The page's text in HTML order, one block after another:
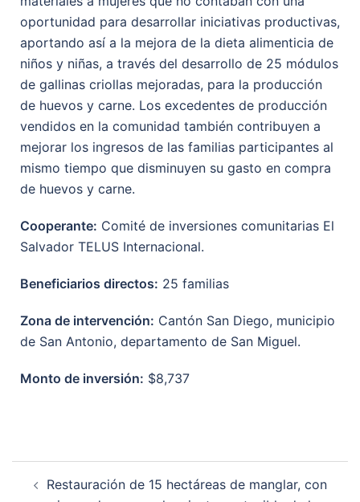
oportunidad para desarrollar iniciativas productivas,
aportando así a la mejora de la dieta alimenticia de
niños y niñas, a través del desarrollo de 25 módulos
de gallinas criollas mejoradas, para la producción
de huevos y carne. Los excedentes de producción
vendidos en la comunidad también contribuyen a
mejorar los ingresos de las familias participantes al
mismo tiempo que disminuyen su gasto en compra
de huevos y carne.
Cooperante: Comité de inversiones comunitarias El
Salvador TELUS Internacional.
Beneficiarios directos: 25 familias
Zona de intervención: Cantón San Diego, municipio
de San Antonio, departamento de San Miguel.
Monto de inversión: $8,737
Restauración de 15 hectáreas de manglar, con